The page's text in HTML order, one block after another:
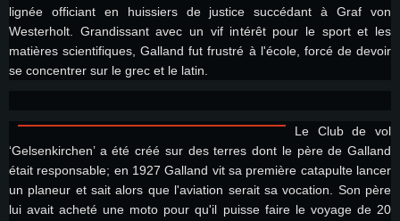
lignée officiant en huissiers de justice succédant à Graf von
Westerholt. Grandissant avec un vif intérêt pour le sport et les
matières scientifiques, Galland fut frustré à l'école, forcé de devoir
se concentrer sur le grec et le latin.
Le Club de vol
‘Gelsenkirchen’ a été créé sur des terres dont le père de Galland
était responsable; en 1927 Galland vit sa première catapulte lancer
un planeur et sait alors que l'aviation serait sa vocation. Son père
lui avait acheté une moto pour qu'il puisse faire le voyage de 20